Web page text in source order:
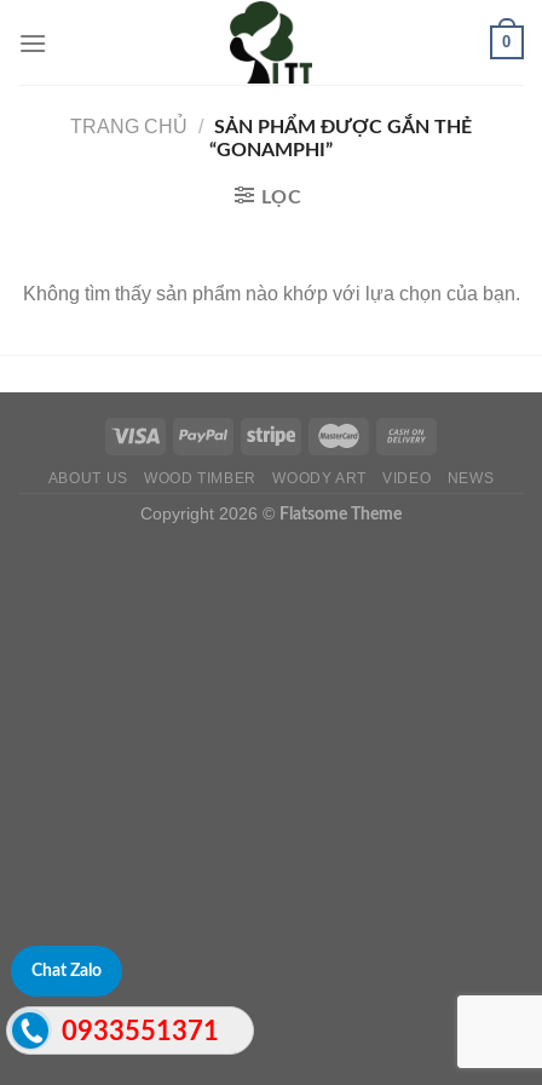
0
TRANG CHỦ / SẢN PHẨM ĐƯỢC GẮN THẺ
“GONAMPHI”
LỌC
Không tìm thấy sản phẩm nào khớp với lựa chọn của bạn.
ABOUT US WOOD TIMBER WOODY ART VIDEO NEWS
Copyright 2026 © Flatsome Theme
Chat Zalo
0933551371